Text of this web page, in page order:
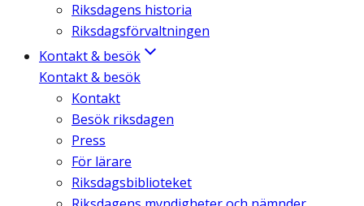
Riksdagens historia
Riksdagsförvaltningen
Kontakt & besök
Kontakt & besök
Kontakt
Besök riksdagen
Press
För lärare
Riksdagsbiblioteket